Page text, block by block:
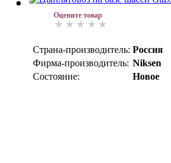
Оцените товар
Страна-производитель: Россия
Фирма-производитель: Niksen
Состояние:
Новое